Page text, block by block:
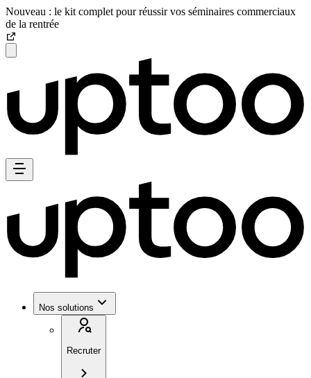
Nouveau : le kit complet pour réussir vos séminaires commerciaux
de la rentrée
Nos solutions
Recruter